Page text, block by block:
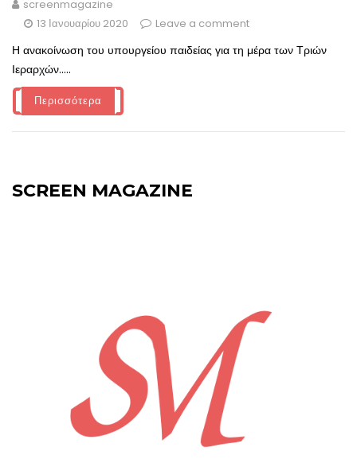
screenmagazine
13 Ιανουαρίου 2020
Leave a comment
Η ανακοίνωση του υπουργείου παιδείας για τη μέρα των Τριών
Ιεραρχών.....
Περισσότερα
SCREEN MAGAZINE